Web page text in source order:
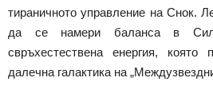
тираничното управление на Снок.
да се намери баланса в
свръхестествена енергия, която
далечна галактика на